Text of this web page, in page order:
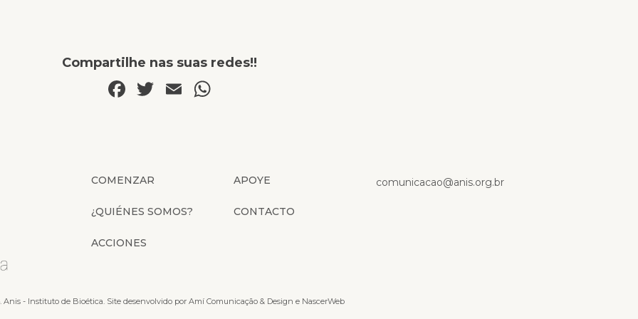
Compartilhe nas suas redes!!
Facebook
Twitter
Email
COMENZAR
¿QUIÉNES SOMOS?
ACCIONES
APOYE
CONTACTO
comunicacao@anis.org.br
Anis - Instituto de Bioética. Site desenvolvido por Amí Comunicação & Design e NascerWeb